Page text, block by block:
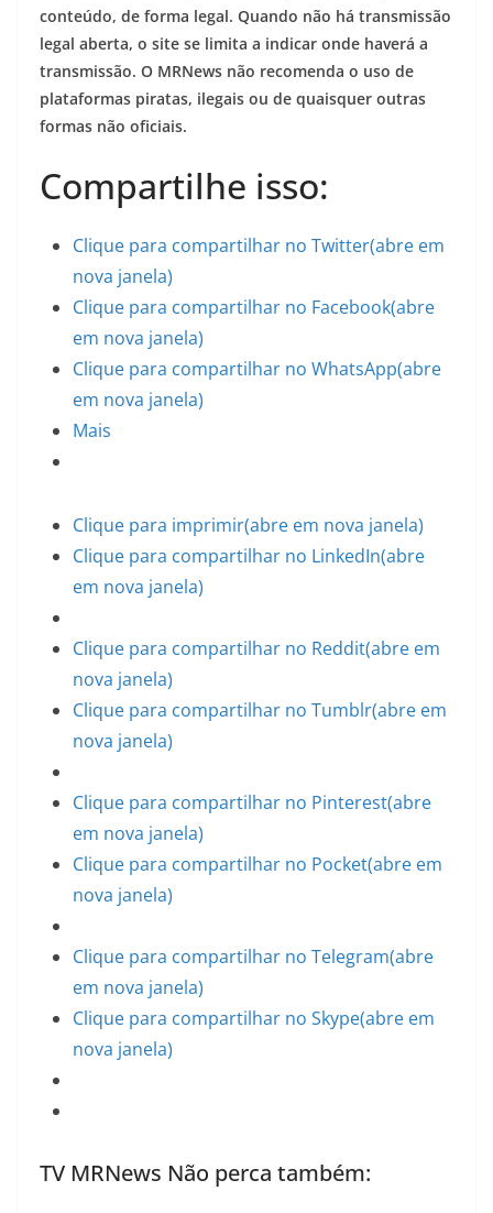
conteúdo, de forma legal. Quando não há transmissão
legal aberta, o site se limita a indicar onde haverá a
transmissão. O MRNews não recomenda o uso de
plataformas piratas, ilegais ou de quaisquer outras
formas não oficiais.
Compartilhe isso:
Clique para compartilhar no Twitter(abre em
nova janela)
Clique para compartilhar no Facebook(abre
em nova janela)
Clique para compartilhar no WhatsApp(abre
em nova janela)
Mais
Clique para imprimir(abre em nova janela)
Clique para compartilhar no LinkedIn(abre
em nova janela)
Clique para compartilhar no Reddit(abre em
nova janela)
Clique para compartilhar no Tumblr(abre em
nova janela)
Clique para compartilhar no Pinterest(abre
em nova janela)
Clique para compartilhar no Pocket(abre em
nova janela)
Clique para compartilhar no Telegram(abre
em nova janela)
Clique para compartilhar no Skype(abre em
nova janela)
TV MRNews Não perca também: